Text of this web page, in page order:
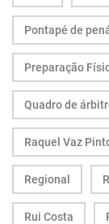
Pontapé de
Preparação
Quadro de
Raquel Vaz
Regional
Rui Costa